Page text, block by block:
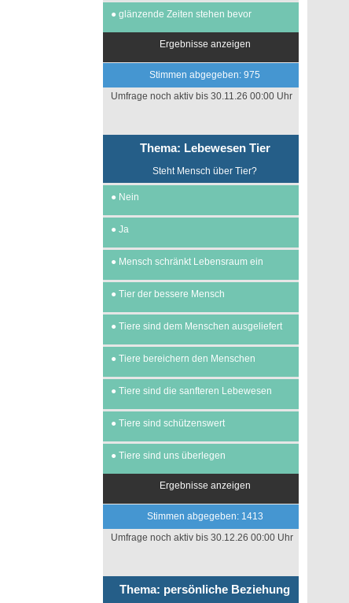
● glänzende Zeiten stehen bevor
Ergebnisse anzeigen
Stimmen abgegeben: 975
Umfrage noch aktiv bis 30.11.26 00:00 Uhr
Thema: Lebewesen Tier
Steht Mensch über Tier?
● Nein
● Ja
● Mensch schränkt Lebensraum ein
● Tier der bessere Mensch
● Tiere sind dem Menschen ausgeliefert
● Tiere bereichern den Menschen
● Tiere sind die sanfteren Lebewesen
● Tiere sind schützenswert
● Tiere sind uns überlegen
Ergebnisse anzeigen
Stimmen abgegeben: 1413
Umfrage noch aktiv bis 30.12.26 00:00 Uhr
Thema: persönliche Beziehung